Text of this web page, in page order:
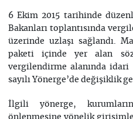
6 Ekim 2015 tarihinde
Bakanları toplantısında
üzerinde uzlaşı sağlandı.
paketi içinde yer alan söz
vergilendirme alanında
sayılı Yönerge’de değişiklik
İlgili yönerge, kurumların
önlenmesine yönelik